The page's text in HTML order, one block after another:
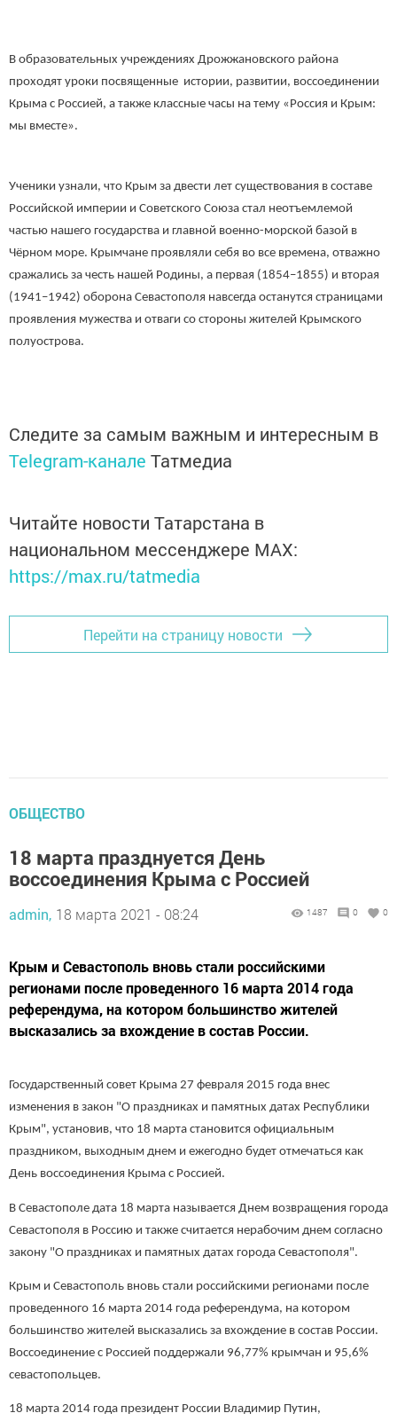
В образовательных учреждениях Дрожжановского района
проходят уроки посвященные истории, развитии, воссоединении
Крыма с Россией, а также классные часы на тему «Россия и Крым:
мы вместе».
Ученики узнали, что Крым за двести лет существования в составе
Российской империи и Советского Союза стал неотъемлемой
частью нашего государства и главной военно-морской базой в
Чёрном море. Крымчане проявляли себя во все времена, отважно
сражались за честь нашей Родины, а первая (1854–1855) и вторая
(1941–1942) оборона Севастополя навсегда останутся страницами
проявления мужества и отваги со стороны жителей Крымского
полуострова.
Следите за самым важным и интересным в
Telegram-канале Татмедиа
Читайте новости Татарстана в
национальном мессенджере MАХ:
https://max.ru/tatmedia
Перейти на страницу новости
ОБЩЕСТВО
18 марта празднуется День
воссоединения Крыма с Россией
admin, 18 марта 2021 - 08:24 1487 0 0
Крым и Севастополь вновь стали российскими
регионами после проведенного 16 марта 2014 года
референдума, на котором большинство жителей
высказались за вхождение в состав России.
Государственный совет Крыма 27 февраля 2015 года внес
изменения в закон "О праздниках и памятных датах Республики
Крым", установив, что 18 марта становится официальным
праздником, выходным днем и ежегодно будет отмечаться как
День воссоединения Крыма с Россией.
В Севастополе дата 18 марта называется Днем возвращения города
Севастополя в Россию и также считается нерабочим днем согласно
закону "О праздниках и памятных датах города Севастополя".
Крым и Севастополь вновь стали российскими регионами после
проведенного 16 марта 2014 года референдума, на котором
большинство жителей высказались за вхождение в состав России.
Воссоединение с Россией поддержали 96,77% крымчан и 95,6%
севастопольцев.
18 марта 2014 года президент России Владимир Путин,